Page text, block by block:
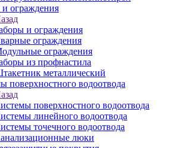
ограждения
и ограждения
ограждения
ограждения
из профнастила
металлический
поверхностного водоотвода
поверхностного водоотвода
линейного водоотвода
точечного водоотвода
люки